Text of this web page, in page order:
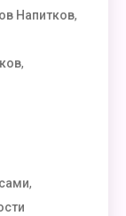
Напитков,
,
,